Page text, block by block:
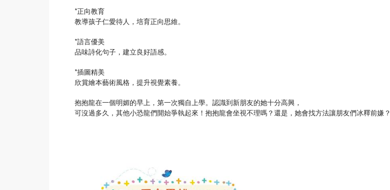
*正向教育
教導孩子仁愛待人，培育正向思維。
*語言優美
品味詩化句子，建立良好語感。
*插圖精美
欣賞繪本藝術風格，提升視覺素養。
抱抱龍在一個明媚的早上，第一次獨自上學。認識到新朋友的她十分高興，
可沒過多久，其他小恐龍們開始爭執起來！抱抱龍會坐視不理嗎？還是，她會找方法讓朋友們冰釋前嫌？